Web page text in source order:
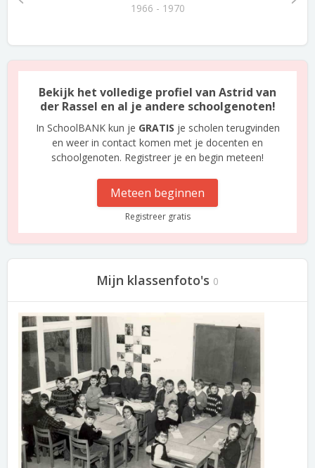
1966 - 1970
Bekijk het volledige profiel van Astrid van
der Rassel en al je andere schoolgenoten!
In SchoolBANK kun je GRATIS je scholen terugvinden
en weer in contact komen met je docenten en
schoolgenoten. Registreer je en begin meteen!
Meteen beginnen
Registreer gratis
Mijn klassenfoto's 0